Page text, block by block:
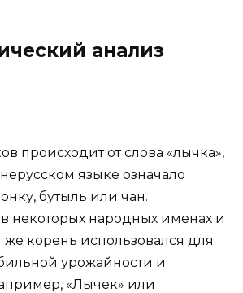
анализ
происходит от слова «лычка»,
языке означало
бутыль или чан.
в некоторых народных именах и
же корень использовался для
урожайности и
«Лычек» или